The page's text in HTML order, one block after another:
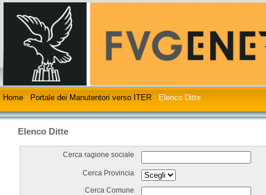
Home : Portale dei Manutentori verso ITER : Elenco Ditte
Elenco Ditte
Cerca ragione sociale
Cerca Provincia
Cerca Comune